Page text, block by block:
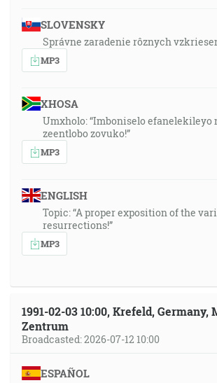
SLOVENSKY
Správne zaradenie rôznych
MP3
XHOSA
Umxholo: “Imboniselo efanelekileyo
zeentlobo zovuko!”
MP3
ENGLISH
Topic: “A proper exposition of the
resurrections!”
MP3
1991-02-03 10:00, Krefeld, Germany,
Zentrum
Broadcasted: 2026-07-12 10:00
ESPAÑOL